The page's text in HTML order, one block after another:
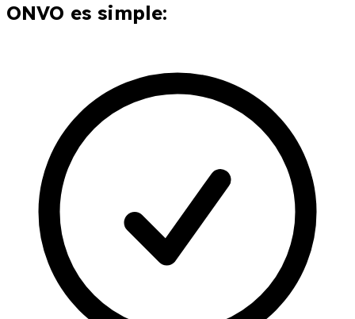
ONVO es simple: